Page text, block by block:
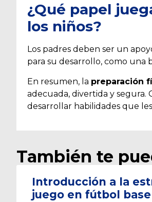
¿Qué papel
los niños?
Los padres deben ser un
para su desarrollo, como una
En resumen, la preparación
adecuada, divertida y
desarrollar habilidades que
También te
Introducción a la
juego en fútbol base